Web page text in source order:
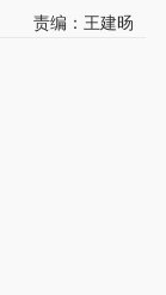
责编：王建旸